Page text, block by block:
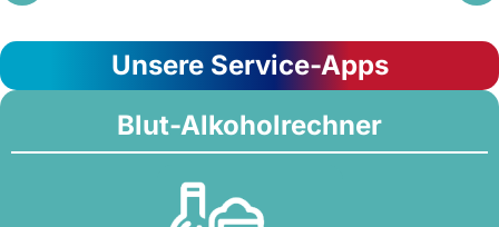
Unsere Service-Apps
Blut-Alkoholrechner